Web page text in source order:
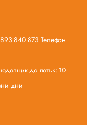
840 873 Телефон
до петък: 10-
дни